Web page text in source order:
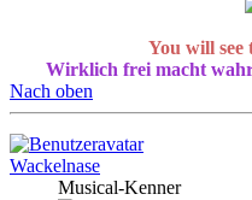
You will see
Wirklich frei macht
Nach oben
Wackelnase
Musical-Kenner